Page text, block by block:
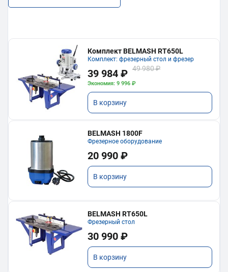
Комплект BELMASH RT650L
Комплект: фрезерный стол и фрезер
39 984 ₽ 49 980 ₽
Экономия: 9 996 ₽
В корзину
BELMASH 1800F
Фрезерное оборудование
20 990 ₽
В корзину
BELMASH RT650L
Фрезерный стол
30 990 ₽
В корзину